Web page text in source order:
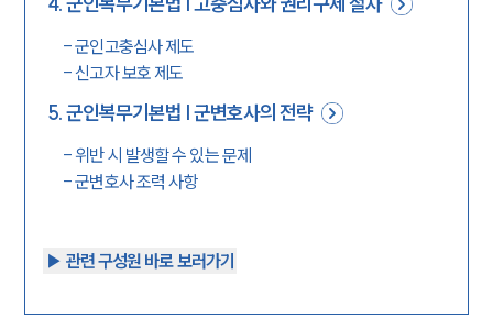
-군인고충심사 제도
-신고자 보호 제도
5.군인복무기본법 | 군변호사의 전략
- 위반 시 발생할 수 있는 문제
-군변호사 조력 사항
▶︎ 관련 구성원 바로 보러가기